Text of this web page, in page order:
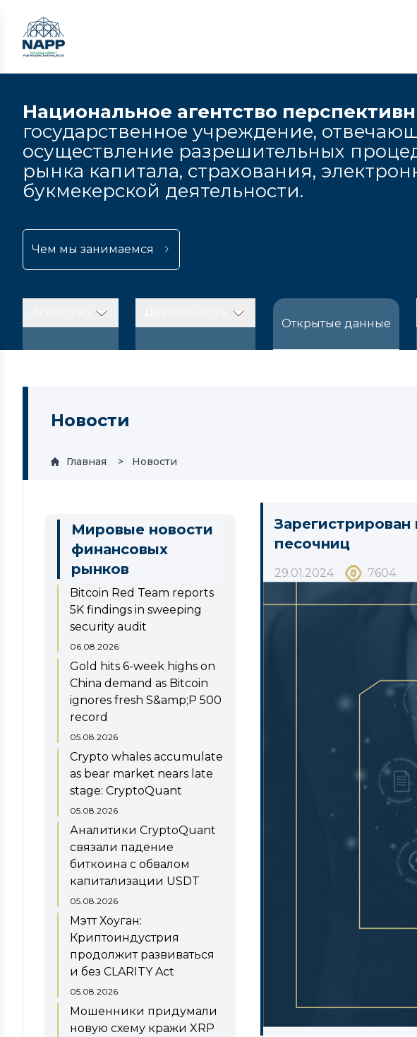
Национальное агентство
государственное учреждение,
осуществление разрешительных
рынка капитала, страхования,
букмекерской деятельности.
Чем мы занимаемся
Открытые данные
Новости
Главная Новости
Мировые новости
финансовых
рынков
Bitcoin Red Team reports
5K findings in sweeping
security audit
06.08.2026
Gold hits 6-week highs on
China demand as Bitcoin
ignores fresh S&amp;P 500
record
05.08.2026
Crypto whales accumulate
as bear market nears late
stage: CryptoQuant
05.08.2026
Аналитики CryptoQuant
связали падение
биткоина с обвалом
капитализации USDT
05.08.2026
Мэтт Хоуган:
Криптоиндустрия
продолжит развиваться
и без CLARITY Act
05.08.2026
Мошенники придумали
новую схему кражи XRP
песочниц
29.01.2024 7604